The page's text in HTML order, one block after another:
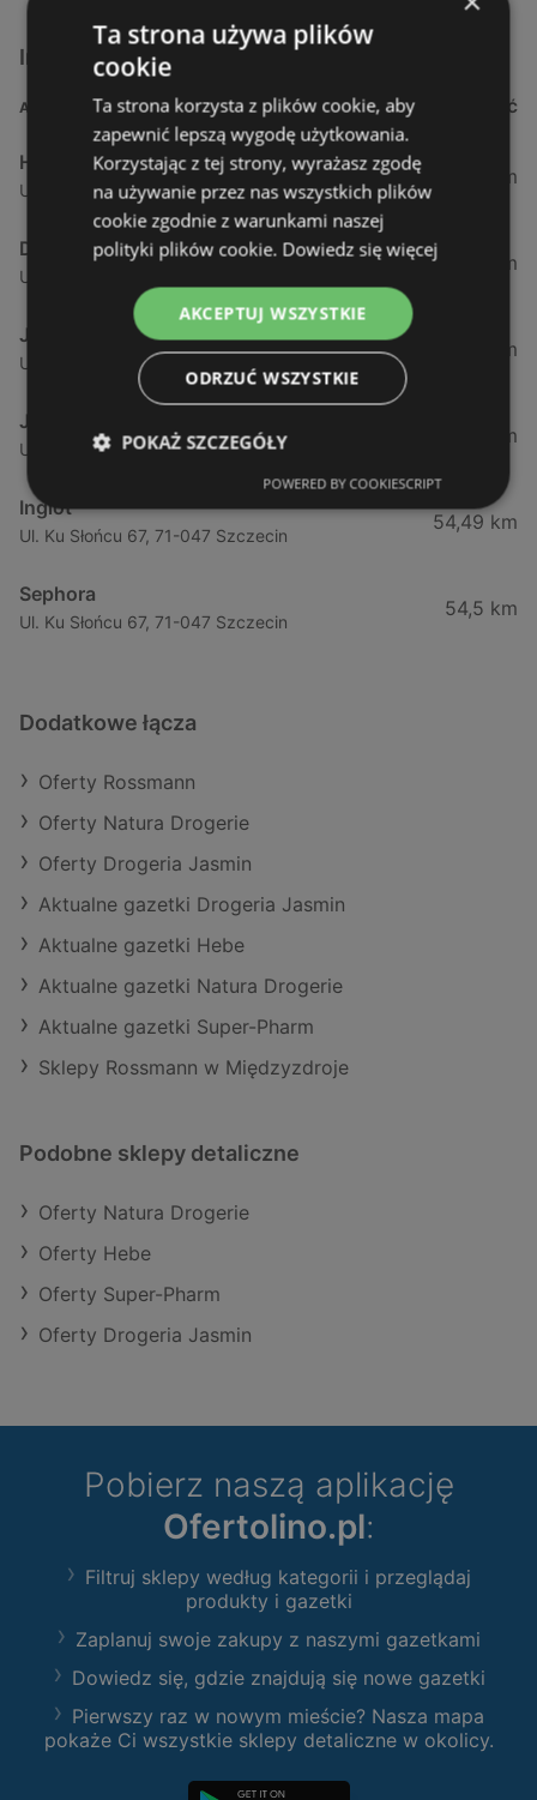
Inne sklepy Kosmetyki w pobliżu
ADRES ODLEGŁOŚĆ
Hebe
Ul. Kościuszki 15, 72-600 Świnoujście
1,61 km
Drogeria Jasmin
Ul. Mickiewicza 4, 72-400 Kamień Pomorski
34,18 km
Jawa Drogerie
Ul. Pck 7, 72-010 Police
44,24 km
Jawa Drogerie
Ul. Piłsudskiego 12/2, 72-010 Police
44,48 km
Inglot
Ul. Ku Słońcu 67, 71-047 Szczecin
54,49 km
Sephora
Ul. Ku Słońcu 67, 71-047 Szczecin
54,5 km
Dodatkowe łącza
Oferty Rossmann
Oferty Natura Drogerie
Oferty Drogeria Jasmin
Aktualne gazetki Drogeria Jasmin
Aktualne gazetki Hebe
Aktualne gazetki Natura Drogerie
Aktualne gazetki Super-Pharm
Sklepy Rossmann w Międzyzdroje
Podobne sklepy detaliczne
Oferty Natura Drogerie
Oferty Hebe
Oferty Super-Pharm
Oferty Drogeria Jasmin
Pobierz naszą aplikację
Ofertolino.pl:
Filtruj sklepy według kategorii i przeglądaj
produkty i gazetki
Zaplanuj swoje zakupy z naszymi gazetkami
Dowiedz się, gdzie znajdują się nowe gazetki
Pierwszy raz w nowym mieście? Nasza mapa
pokaże Ci wszystkie sklepy detaliczne w okolicy.
Ta strona używa plików
cookie
Ta strona korzysta z plików cookie, aby
zapewnić lepszą wygodę użytkowania.
Korzystając z tej strony, wyrażasz zgodę
na używanie przez nas wszystkich plików
cookie zgodnie z warunkami naszej
polityki plików cookie. Dowiedz się więcej
AKCEPTUJ WSZYSTKIE
ODRZUĆ WSZYSTKIE
POKAŻ SZCZEGÓŁY
POWERED BY COOKIESCRIPT